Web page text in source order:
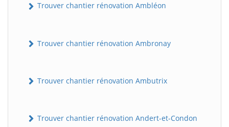
Trouver chantier rénovation Ambléon
Trouver chantier rénovation Ambronay
Trouver chantier rénovation Ambutrix
Trouver chantier rénovation Andert-et-Condon